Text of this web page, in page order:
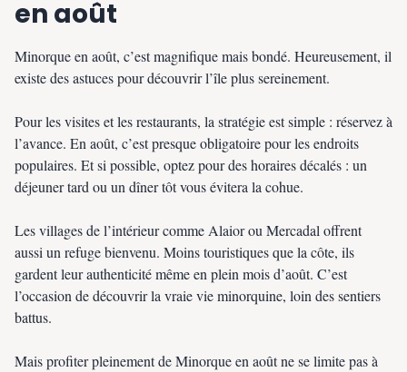
en août
Minorque en août, c’est magnifique mais bondé. Heureusement, il
existe des astuces pour découvrir l’île plus sereinement.
Pour les visites et les restaurants, la stratégie est simple : réservez à
l’avance. En août, c’est presque obligatoire pour les endroits
populaires. Et si possible, optez pour des horaires décalés : un
déjeuner tard ou un dîner tôt vous évitera la cohue.
Les villages de l’intérieur comme Alaior ou Mercadal offrent
aussi un refuge bienvenu. Moins touristiques que la côte, ils
gardent leur authenticité même en plein mois d’août. C’est
l’occasion de découvrir la vraie vie minorquine, loin des sentiers
battus.
Mais profiter pleinement de Minorque en août ne se limite pas à